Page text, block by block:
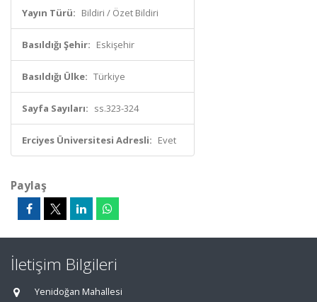
Yayın Türü: Bildiri / Özet Bildiri
Basıldığı Şehir: Eskişehir
Basıldığı Ülke: Türkiye
Sayfa Sayıları: ss.323-324
Erciyes Üniversitesi Adresli: Evet
Paylaş
İletişim Bilgileri
Yenidoğan Mahallesi